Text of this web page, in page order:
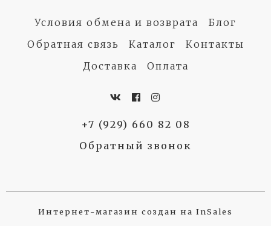
Условия обмена и возврата
Блог
Обратная связь
Каталог
Контакты
Доставка
Оплата
+7 (929) 660 82 08
Обратный звонок
Интернет-магазин создан на InSales